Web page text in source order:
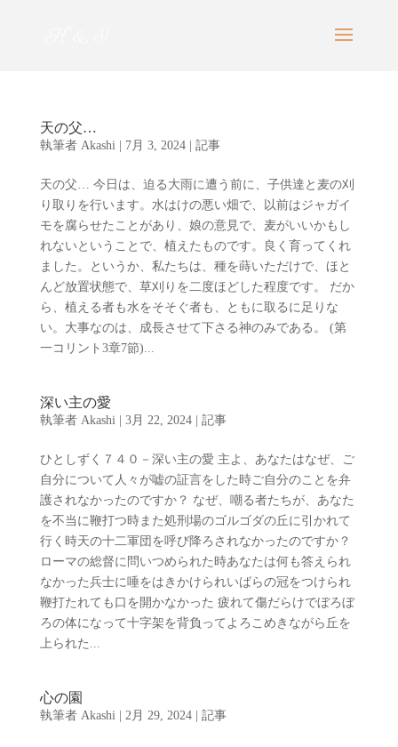
天の父…
執筆者 Akashi| 7月 3, 2024| 記事
天の父… 今日は、迫る大雨に遭う前に、子供達と麦の刈
り取りを行います。水はけの悪い畑で、以前はジャガイ
モを腐らせたことがあり、娘の意見で、麦がいいかもし
れないということで、植えたものです。良く育ってくれ
ました。というか、私たちは、種を蒔いただけで、ほと
んど放置状態で、草刈りを二度ほどした程度です。 だか
ら、植える者も水をそそぐ者も、ともに取るに足りな
い。大事なのは、成長させて下さる神のみである。 (第
一コリント3章7節)...
深い主の愛
執筆者 Akashi| 3月 22, 2024| 記事
ひとしずく７４０－深い主の愛 主よ、あなたはなぜ、ご
自分について人々が嘘の証言をした時ご自分のことを弁
護されなかったのですか？ なぜ、嘲る者たちが、あなた
を不当に鞭打つ時また処刑場のゴルゴダの丘に引かれて
行く時天の十二軍団を呼び降ろされなかったのですか？
ローマの総督に問いつめられた時あなたは何も答えられ
なかった兵士に唾をはきかけられいばらの冠をつけられ
鞭打たれても口を開かなかった 疲れて傷だらけでぼろぼ
ろの体になって十字架を背負ってよろこめきながら丘を
上られた...
心の園
執筆者 Akashi| 2月 29, 2024| 記事